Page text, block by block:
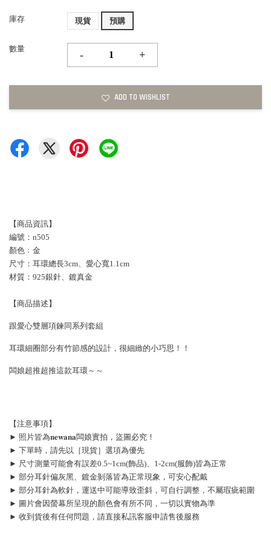
庫存 現貨 預購
數量
- +
ADD TO WISHLIST
【商品資訊】
編號：n505
顏色﹔金
尺寸：耳環總長3cm、愛心寬1.1cm
材質：925銀針、鍍真金
【商品描述】
跟愛心雙層項鍊同系列套組
耳環細圈部分有竹節感的設計，很細緻的小巧思！！
闆娘超推超推這款耳環～～
【注意事項】
► 照片皆為𝐧𝐞𝐰𝐚𝐧𝐚闆娘實拍，盜圖必究！
► 下單時，請先以［現貨］選項為優先
► 尺寸測量可能會有誤差0.5~1cm(飾品)、1-2cm(服飾)皆為正常
► 部分耳針偏灰黑、鍍金剝落皆為正常現象，可安心配戴
► 部分耳針為軟針，運送中可能導致歪斜，可自行調整，不屬瑕疵範圍
► 圖片會因螢幕所呈現的顏色會有所不同，一切以實物為準
► 收到貨後有任何問題，請直接私訊客服申請售後服務